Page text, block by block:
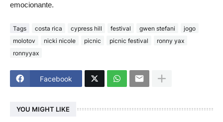
emocionante.
Tags costa rica cypress hill festival gwen stefani
jogo
molotov
nicki nicole picnic picnic festival
ronny yax
ronnyyax
Facebook
YOU MIGHT LIKE